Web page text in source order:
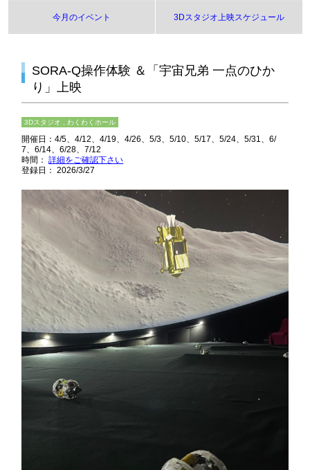
今月のイベント 3Dスタジオ上映スケジュール
SORA-Q操作体験 ＆「宇宙兄弟 一点のひか
り」上映
3Dスタジオ , わくわくホール
開催日：4/5 4/12 4/19 4/26 5/3 5/10 5/17 5/24 5/31
6/
7
6/14 6/28
7/12
時間：詳細をご確認下さい
登録日： 2026/3/27